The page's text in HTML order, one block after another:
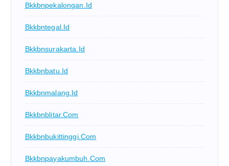
Bkkbnpekalongan.id
Bkkbntegal.id
Bkkbnsurakarta.id
Bkkbnbatu.id
Bkkbnmalang.id
Bkkbnblitar.com
Bkkbnbukittinggi.com
Bkkbnpayakumbuh.com